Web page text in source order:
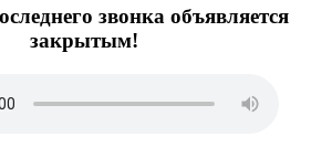
звонка объявляется
закрытым!